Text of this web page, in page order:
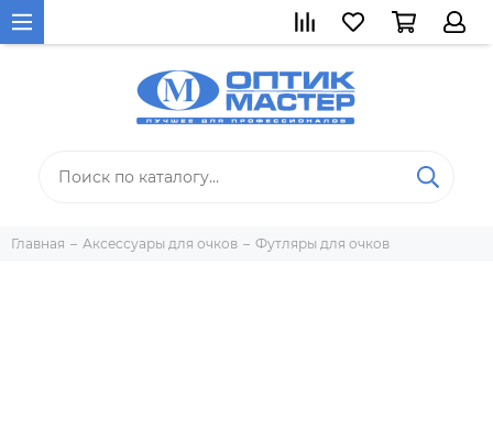
Главная Аксессуары для очков Футляры для очков